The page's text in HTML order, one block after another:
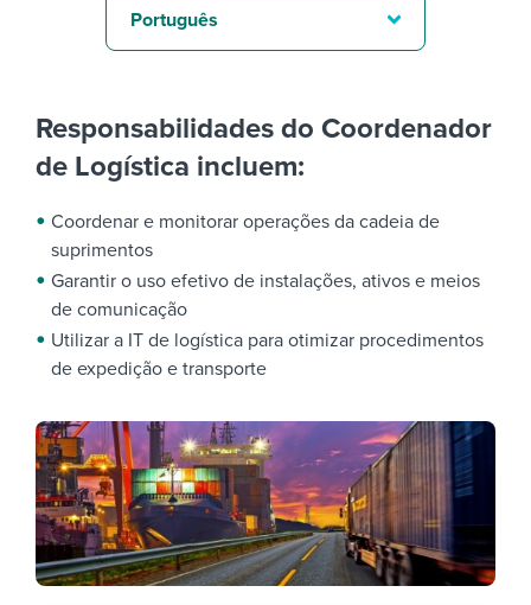
Responsabilidades do Coordenador
de Logística incluem:
Coordenar e monitorar operações da cadeia de
suprimentos
Garantir o uso efetivo de instalações, ativos e meios
de comunicação
Utilizar a IT de logística para otimizar procedimentos
de expedição e transporte
Português